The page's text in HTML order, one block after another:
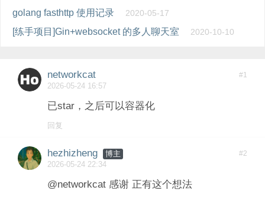
golang fasthttp 使用记录 2020-05-17
[练手项目]Gin+websocket 的多人聊天室 2020-10-10
networkcat
#1
2026-05-24 16:57
已star，之后可以容器化
回复
hezhizheng 博主
#2
2026-05-24 22:34
@networkcat 感谢 正有这个想法